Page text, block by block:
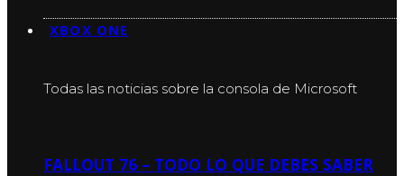
XBOX ONE
Todas las noticias sobre la consola de Microsoft
FALLOUT 76 – TODO LO QUE DEBES SABER